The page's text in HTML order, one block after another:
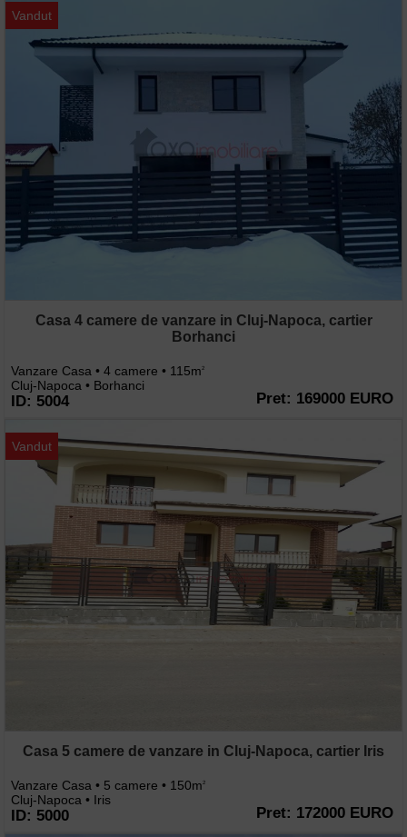
Vandut
Casa 4 camere de vanzare in Cluj-Napoca, cartier
Borhanci
Vanzare Casa • 4 camere • 115m2
Cluj-Napoca • Borhanci
ID: 5004 Pret: 169000 EURO
Vandut
Casa 5 camere de vanzare in Cluj-Napoca, cartier Iris
Vanzare Casa • 5 camere • 150m2
Cluj-Napoca • Iris
ID: 5000 Pret: 172000 EURO